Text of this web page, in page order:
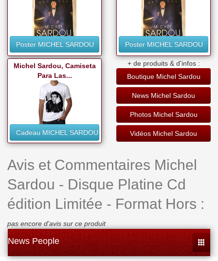
Poster MICHEL SARDOU Poster MICHEL SARDOU
Michel Sardou, Camiseta
Para Las...
Cadeau MICHEL SARDOU
+ de produits & d'infos :
Boutique Michel Sardou
News Michel Sardou
Photos Michel Sardou
Vidéos Michel Sardou
Avis et Commentaires Michel
Sardou - Disque Platine Cd
édition Limitée - Format Hors :
pas encore d'avis sur ce produit
News People